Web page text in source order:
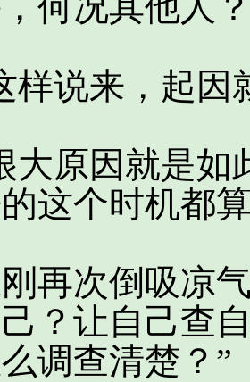
说来，起因
原因就是如
这个时机都
次倒吸凉气
？让自己查
调查清楚？”